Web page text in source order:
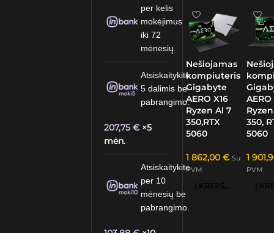
per kelis
mokėjimus
iki 72
mėnesių.
Atsiskaitykite
5 dalimis be
pabrangimo.
207,75€ ×5
mėn.
Atsiskaitykite
per 10
mėnesių be
pabrangimo.
Nešiojamas
kompiuteris
Gigabyte
AERO X16
Ryzen Al 7
350,RTX
5060
1 862,00 € Su
PVM
Į KREPŠELĮ
AERO
350,
5060
1
PVM